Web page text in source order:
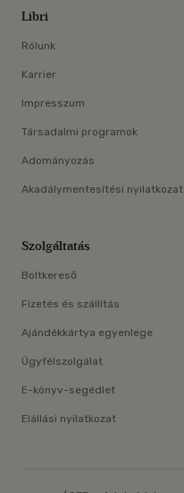
Libri
Rólunk
Karrier
Impresszum
Társadalmi programok
Adományozás
Akadálymentesítési nyilatkozat
Szolgáltatás
Boltkereső
Fizetés és szállítás
Ajándékkártya egyenlege
Ügyfélszolgálat
E-könyv-segédlet
Elállási nyilatkozat